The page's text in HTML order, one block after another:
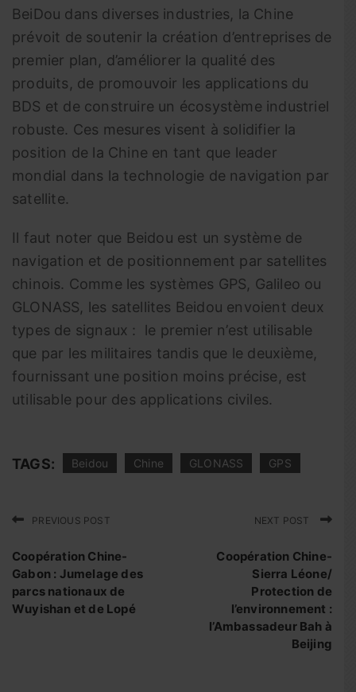
BeiDou dans diverses industries, la Chine
prévoit de soutenir la création d’entreprises de
premier plan, d’améliorer la qualité des
produits, de promouvoir les applications du
BDS et de construire un écosystème industriel
robuste. Ces mesures visent à solidifier la
position de la Chine en tant que leader
mondial dans la technologie de navigation par
satellite.
Il faut noter que Beidou est un système de
navigation et de positionnement par satellites
chinois. Comme les systèmes GPS, Galileo ou
GLONASS, les satellites Beidou envoient deux
types de signaux : le premier n’est utilisable
que par les militaires tandis que le deuxième,
fournissant une position moins précise, est
utilisable pour des applications civiles.
TAGS: Beidou Chine GLONASS GPS
PREVIOUS POST
Coopération Chine-
Gabon : Jumelage des
parcs nationaux de
Wuyishan et de Lopé
NEXT POST
Coopération Chine-
Sierra Léone/
Protection de
l’environnement :
l’Ambassadeur Bah à
Beijing